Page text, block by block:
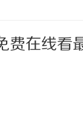
费在线看